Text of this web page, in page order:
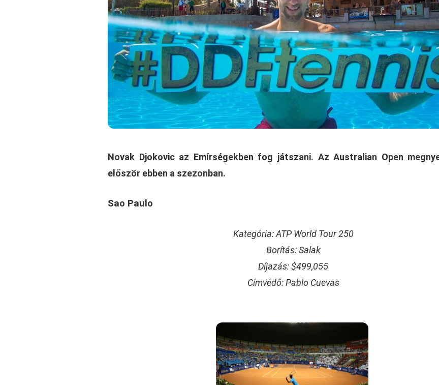
Novak Djokovic az Emírségekben fog játszani. Az Australian Open
először ebben a szezonban.
Sao Paulo
Kategória: ATP World Tour 250
Borítás: Salak
Díjazás: $499,055
Címvédő: Pablo Cuevas